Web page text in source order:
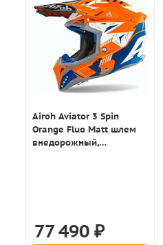
Airoh Aviator 3 Spin
Orange Fluo Matt шлем
внедорожный,
77 490₽